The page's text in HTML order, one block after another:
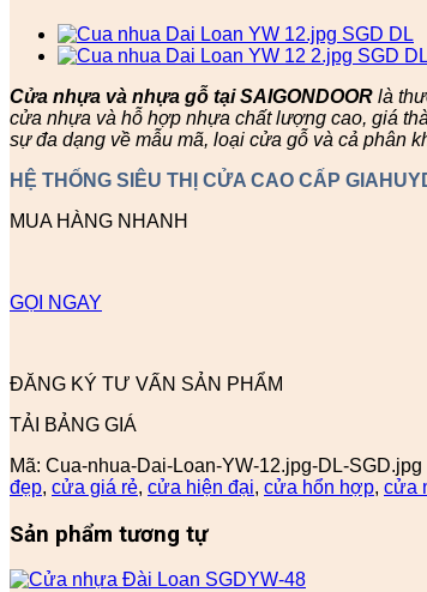
Cửa nhựa và nhựa gỗ tại SAIGONDOOR là
cửa nhựa và hỗ hợp nhựa chất lượng cao, giá
sự đa dạng về mẫu mã, loại cửa gỗ và cả phân
HỆ THỐNG SIÊU THỊ CỬA CAO CẤP
MUA HÀNG NHANH
GỌI NGAY
ĐĂNG KÝ TƯ VẤN SẢN PHẨM
TẢI BẢNG GIÁ
Mã: Cua-nhua-Dai-Loan-YW-12.jpg-DL-SGD.jpg
đẹp, cửa giá rẻ, cửa hiện đại, cửa hổn hợp, cửa
Sản phẩm tương tự